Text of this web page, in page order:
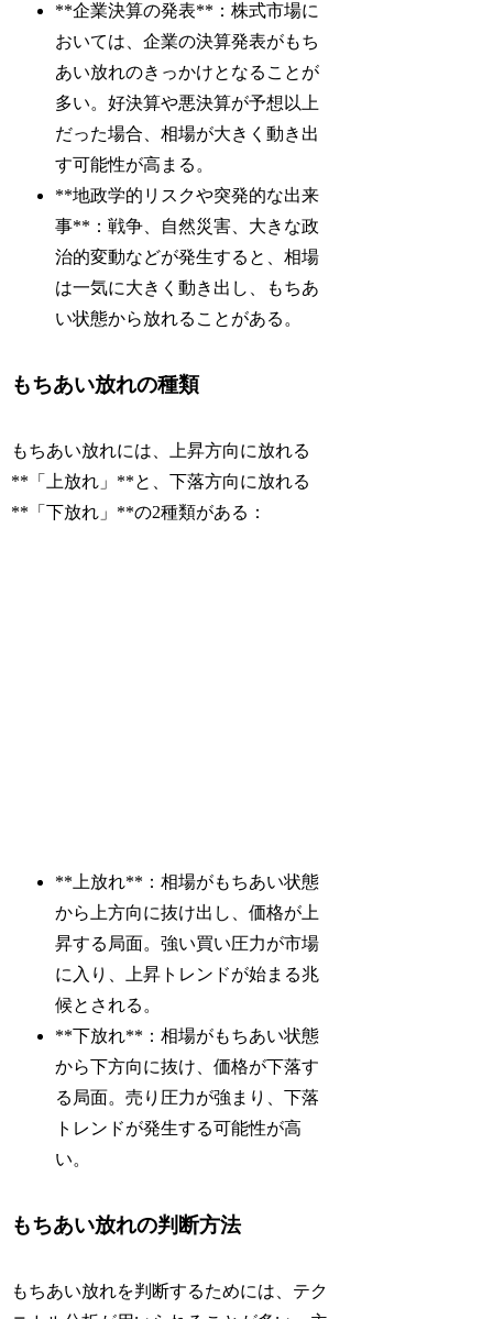
**企業決算の発表**：株式市場に
おいては、企業の決算発表がもち
あい放れのきっかけとなることが
多い。好決算や悪決算が予想以上
だった場合、相場が大きく動き出
す可能性が高まる。
**地政学的リスクや突発的な出来
事**：戦争、自然災害、大きな政
治的変動などが発生すると、相場
は一気に大きく動き出し、もちあ
い状態から放れることがある。
もちあい放れの種類
もちあい放れには、上昇方向に放れる
**「上放れ」**と、下落方向に放れる
**「下放れ」**の2種類がある：
**上放れ**：相場がもちあい状態
から上方向に抜け出し、価格が上
昇する局面。強い買い圧力が市場
に入り、上昇トレンドが始まる兆
候とされる。
**下放れ**：相場がもちあい状態
から下方向に抜け、価格が下落す
る局面。売り圧力が強まり、下落
トレンドが発生する可能性が高
い。
もちあい放れの判断方法
もちあい放れを判断するためには、テク